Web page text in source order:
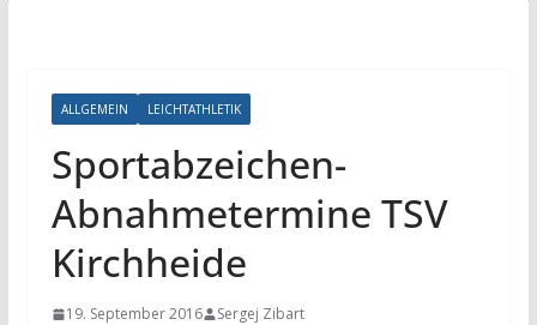
ALLGEMEIN LEICHTATHLETIK
Sportabzeichen-
Abnahmetermine TSV
Kirchheide
19. September 2016 Sergej Zibart